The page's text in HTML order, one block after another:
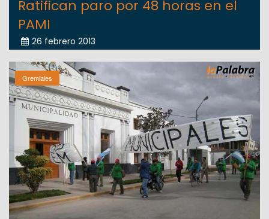
Ratifican paro por 48 horas en el
PAMI
26 febrero 2013
Gremiales